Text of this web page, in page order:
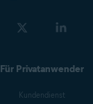
Für Privatanwender
Kundendienst